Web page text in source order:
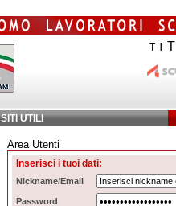
T TT
SITI UTILI
Ricerca Avanzata
Area Utenti
Inserisci i tuoi dati:
Nickname/Email
Password